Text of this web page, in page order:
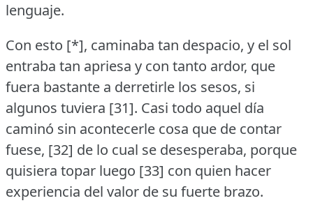
lenguaje.
Con esto [*], caminaba tan despacio, y el sol
entraba tan apriesa y con tanto ardor, que
fuera bastante a derretirle los sesos, si
algunos tuviera [31]. Casi todo aquel día
caminó sin acontecerle cosa que de contar
fuese, [32] de lo cual se desesperaba, porque
quisiera topar luego [33] con quien hacer
experiencia del valor de su fuerte brazo.